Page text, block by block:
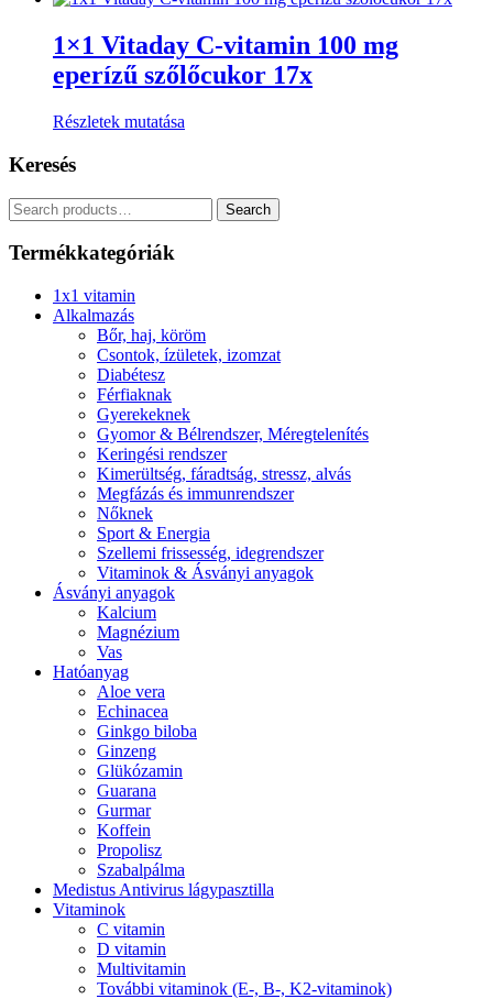
1×1 Vitaday C-vitamin 100 mg
eperízű szőlőcukor 17x
Részletek mutatása
Keresés
Search
for:
Search
Termékkategóriák
1x1 vitamin
Alkalmazás
Bőr, haj, köröm
Csontok, ízületek, izomzat
Diabétesz
Férfiaknak
Gyerekeknek
Gyomor & Bélrendszer, Méregtelenítés
Keringési rendszer
Kimerültség, fáradtság, stressz, alvás
Megfázás és immunrendszer
Nőknek
Sport & Energia
Szellemi frissesség, idegrendszer
Vitaminok & Ásványi anyagok
Ásványi anyagok
Kalcium
Magnézium
Vas
Hatóanyag
Aloe vera
Echinacea
Ginkgo biloba
Ginzeng
Glükózamin
Guarana
Gurmar
Koffein
Propolisz
Szabalpálma
Medistus Antivirus lágypasztilla
Vitaminok
C vitamin
D vitamin
Multivitamin
További vitaminok (E-, B-, K2-vitaminok)